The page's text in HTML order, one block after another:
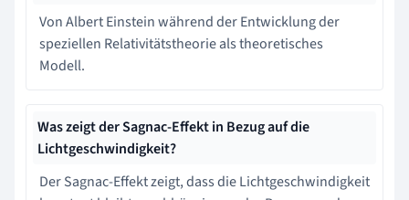
Von Albert Einstein während der Entwicklung der
speziellen Relativitätstheorie als theoretisches
Modell.
Was zeigt der Sagnac-Effekt in Bezug auf die
Lichtgeschwindigkeit?
Der Sagnac-Effekt zeigt, dass die Lichtgeschwindigkeit